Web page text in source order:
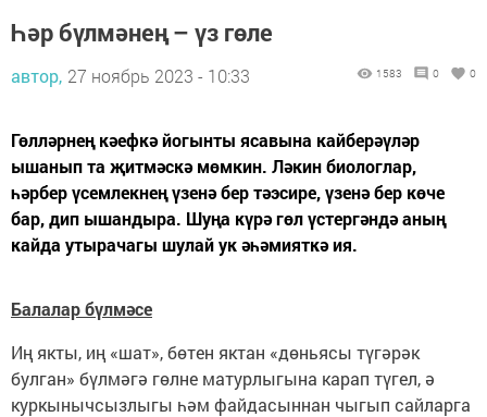
Һәр бүлмәнең – үз гөле
автор, 27 ноябрь 2023 - 10:33 1583 0 0
Гөлләрнең кәефкә йогынты ясавына кайберәүләр
ышанып та җитмәcкә мөмкин. Ләкин биологлар,
һәрбер үсемлекнең үзенә бер тәэсире, үзенә бер көче
бар, дип ышандыра. Шуңа күрә гөл үстергәндә аның
кайда утырачагы шулай ук әһәмияткә ия.
Балалар бүлмәсе
Иң якты, иң «шат», бөтен яктан «дөньясы түгәрәк
булган» бүлмәгә гөлне матурлыгына карап түгел, ә
куркынычсызлыгы һәм файдасыннан чыгып сайларга